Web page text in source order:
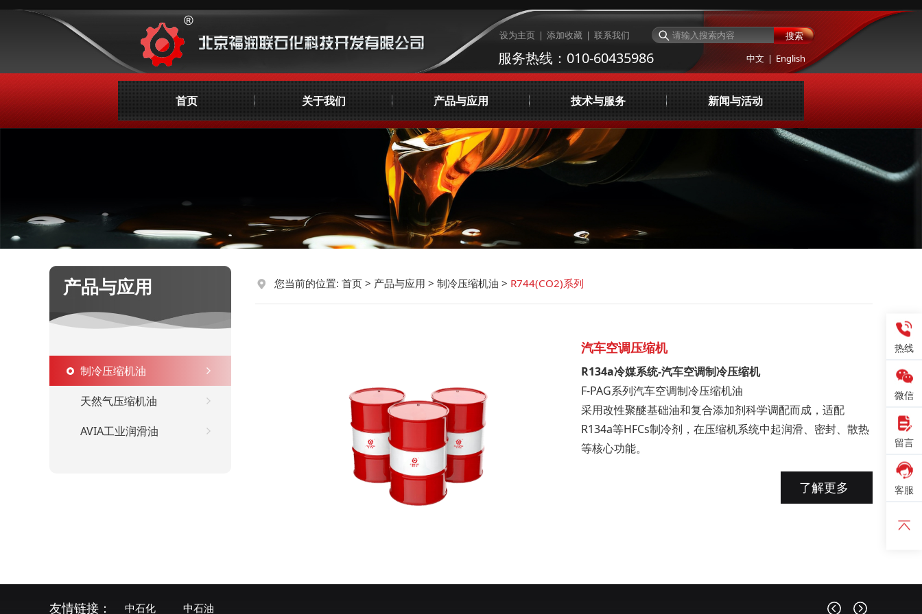
设为主页 | 添加收藏 | 联系我们 搜索
服务热线：010-60435986 中文 | English
首页 关于我们
宣传视频
主要客户
产品与应用
制冷压缩机油
天然气压缩机油
AVIA工业润滑油
技术与服务
润滑油检测与评价
集中供油系统咨询与设计
液体管理服务
新闻与活动
产品与应用
制冷压缩机油
天然气压缩机油
AVIA工业润滑油
您当前的位置: 首页 > 产品与应用 > 制冷压缩机油 > R744(CO2)系列
汽车空调压缩机
R134a冷媒系统-汽车空调制冷压缩机
F-PAG系列汽车空调制冷压缩机油
采用改性聚醚基础油和复合添加剂科学调配而成，适配
R134a等HFCs制冷剂，在压缩机系统中起润滑、密封、散热
等核心功能。
了解更多
友情链接： 中石化 中石油
热线
微信
留言
客服